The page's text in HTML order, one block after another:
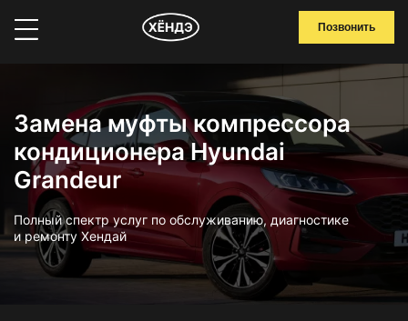
Позвонить
Замена муфты компрессора
кондиционера Hyundai
Grandeur
Полный спектр услуг по обслуживанию, диагностике
и ремонту Хендай